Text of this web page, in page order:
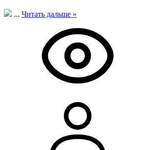
... Читать дальше »